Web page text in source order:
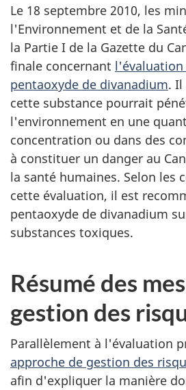
Le 18 septembre 2010, les
l'Environnement et de la
la Partie I de la Gazette du
finale concernant l'évaluation
pentaoxyde de divanadium. Il
cette substance pourrait
l'environnement en une
concentration ou dans des
à constituer un danger au
la santé humaines. Selon les
cette évaluation, il est
pentaoxyde de divanadium
substances toxiques.
Résumé des
gestion des
Parallèlement à l'évaluation
approche de gestion des
afin d'expliquer la manière